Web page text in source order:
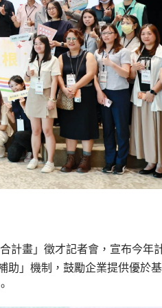
計畫」徵才記者會，宣布今年
助」機制，鼓勵企業提供優於